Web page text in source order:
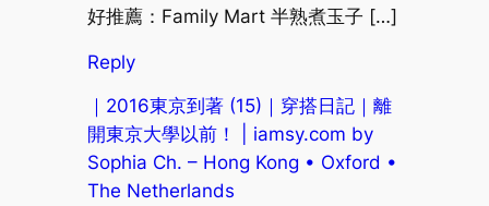
好推薦：Family Mart 半熟煮玉子 […]
Reply
｜2016東京到著 (15)｜穿搭日記｜離
開東京大學以前！ | iamsy.com by
Sophia Ch. – Hong Kong • Oxford •
The Netherlands